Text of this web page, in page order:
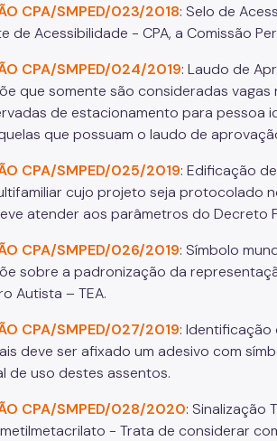
CPA/SMPED/023/2018: Selo de
de Acessibilidade - CPA, a Comissão
CPA/SMPED/024/2019: Laudo de
que somente são consideradas
de estacionamento para pessoa
que possuam o laudo de
CPA/SMPED/025/2019: Edificação
cujo projeto seja protocolado
atender aos parâmetros do Decreto
CPA/SMPED/026/2019: Símbolo
sobre a padronização da
Autista – TEA.
CPA/SMPED/027/2019:
deve ser afixado um adesivo com
de uso destes assentos.
CPA/SMPED/028/2020: Sinalização
- Trata de considerar